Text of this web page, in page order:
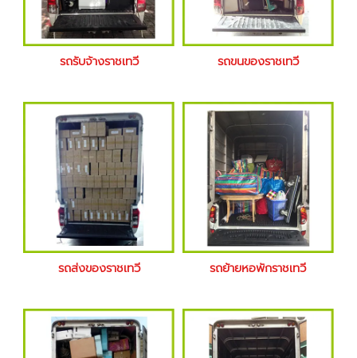
รถรับจ้างราชเทวี รถขนของราชเทวี
รถส่งของราชเทวี รถย้ายหอพักราชเทวี